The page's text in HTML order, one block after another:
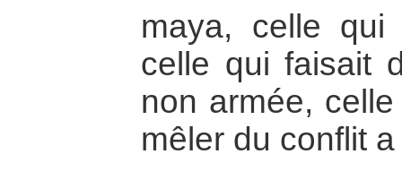
maya, celle qui
celle qui faisait
non armée,
mêler du conflit